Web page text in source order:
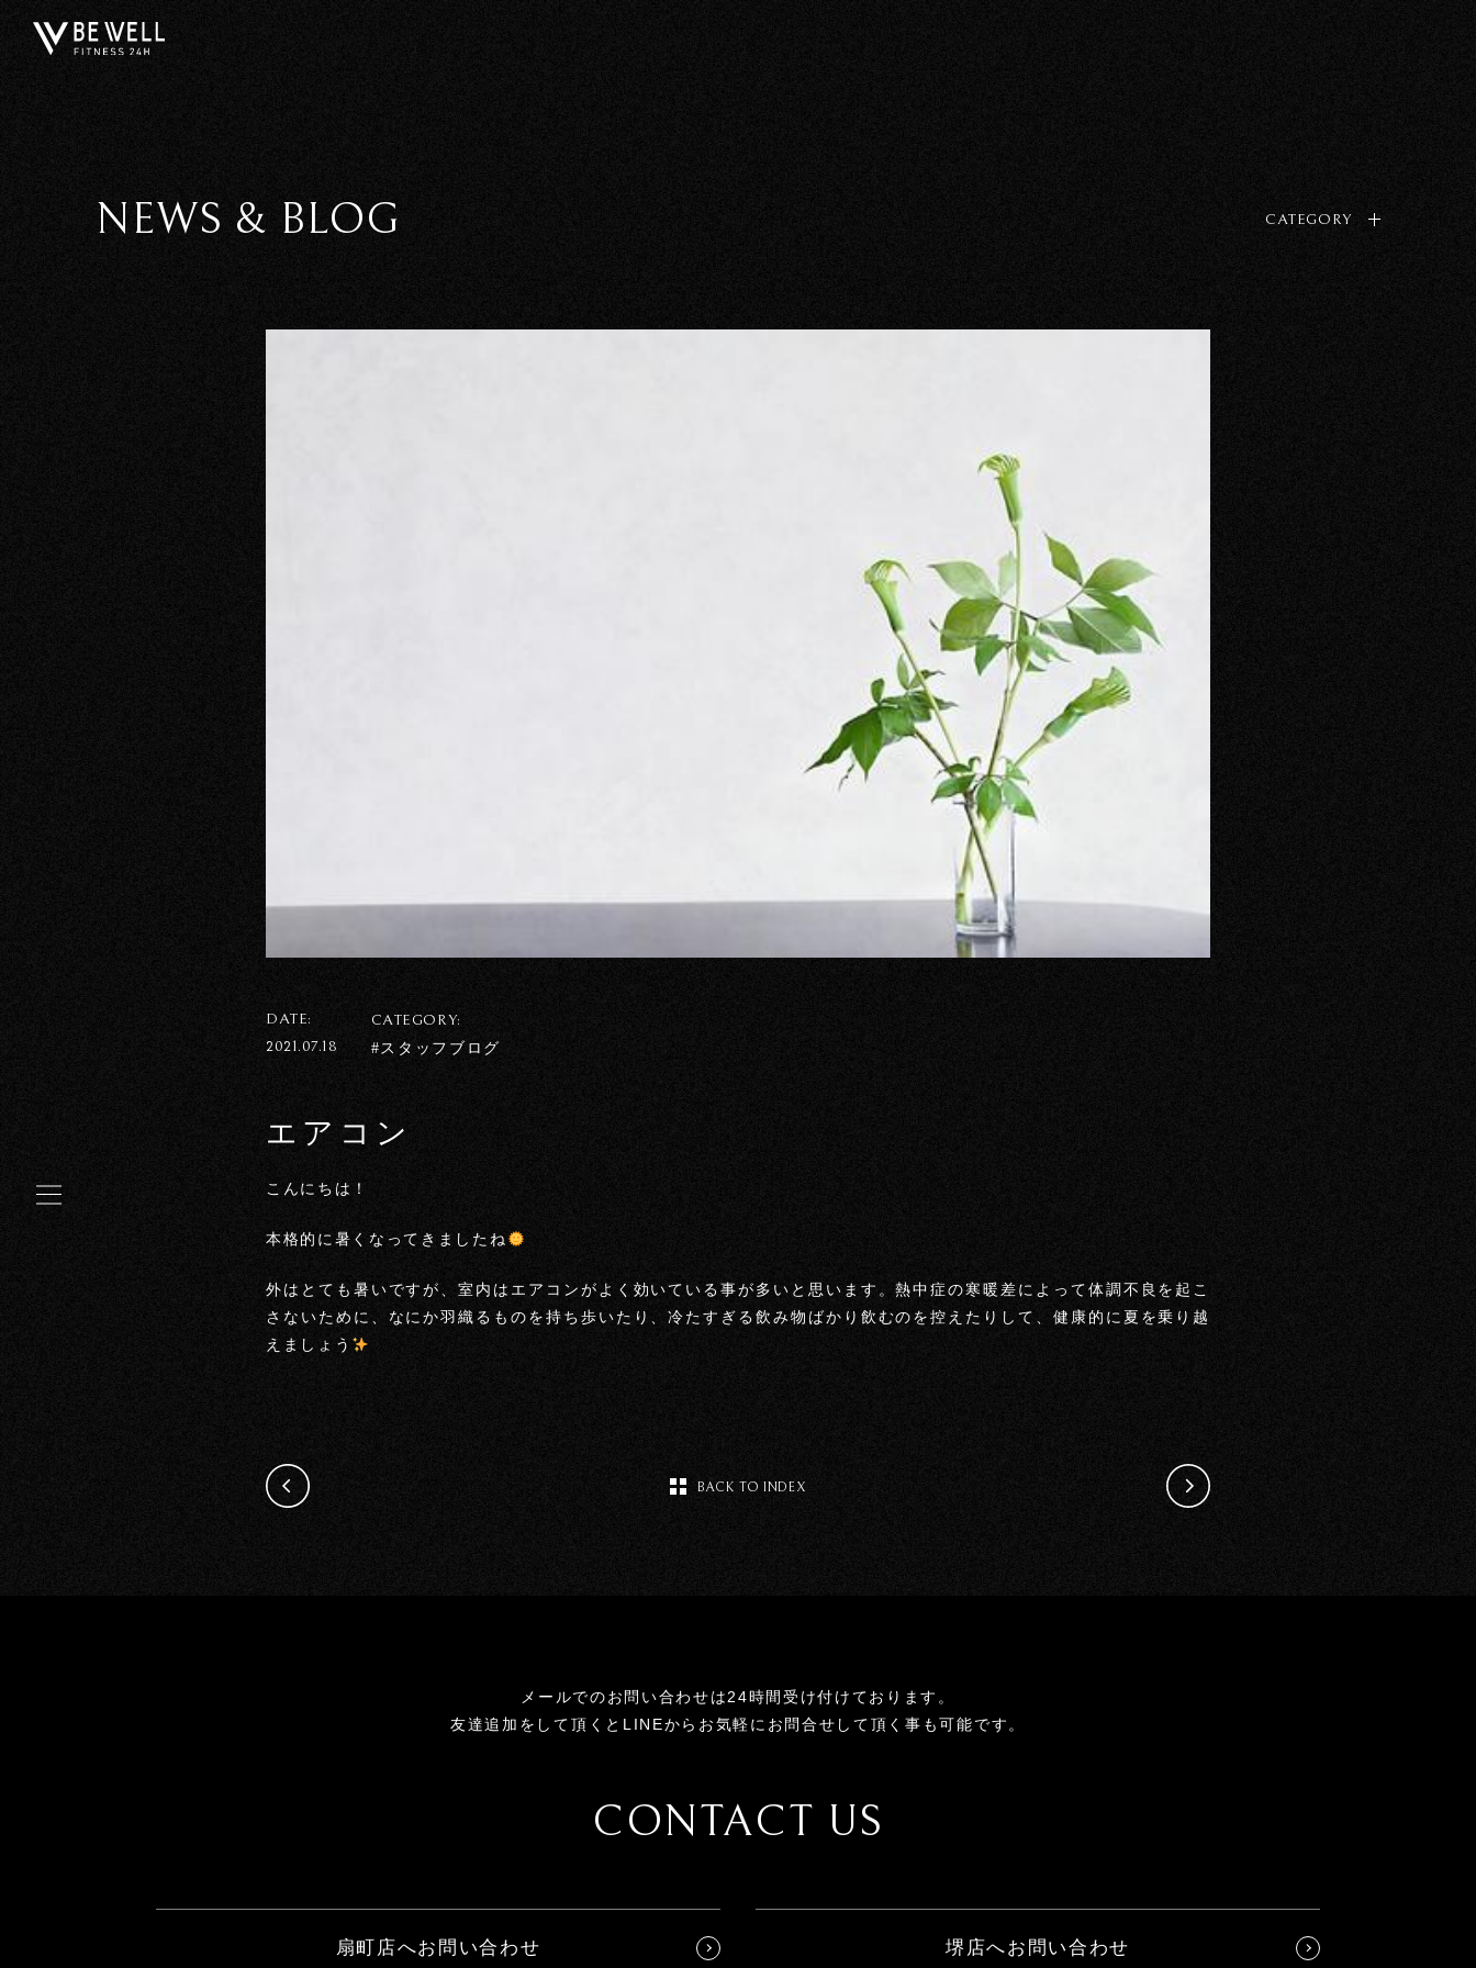
NEWS & BLOG CATEGORY
DATE:
2021.07.18
CATEGORY:
#スタッフブログ
エアコン
こんにちは！
本格的に暑くなってきましたね
外はとても暑いですが、室内はエアコンがよく効いている事が多いと思います。熱中症の寒暖差によって体調不良を起こ
さないために、なにか羽織るものを持ち歩いたり、冷たすぎる飲み物ばかり飲むのを控えたりして、健康的に夏を乗り越
えましょう
BACK TO INDEX
メールでのお問い合わせは24時間受け付けております。
友達追加をして頂くとLINEからお気軽にお問合せして頂く事も可能です。
CONTACT US
扇町店へお問い合わせ 堺店へお問い合わせ